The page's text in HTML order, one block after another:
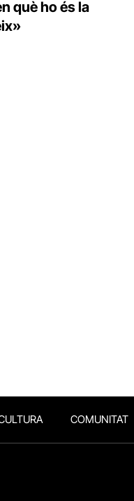
què ho és la
COMUNITAT